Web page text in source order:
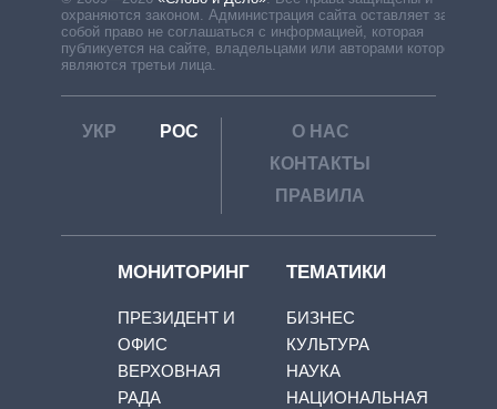
охраняются законом. Администрация сайта оставляет за
собой право не соглашаться с информацией, которая
публикуется на сайте, владельцами или авторами которой
являются третьи лица.
УКР РОС
О НАС
КОНТАКТЫ
ПРАВИЛА
МОНИТОРИНГ
ПРЕЗИДЕНТ И
ОФИС
ВЕРХОВНАЯ
РАДА
ТЕМАТИКИ
БИЗНЕС
КУЛЬТУРА
НАУКА
НАЦИОНАЛЬНАЯ